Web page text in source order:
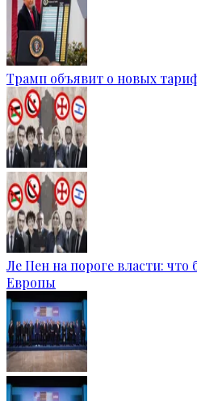
Трамп объявит о новых
Ле Пен на пороге власти: что
Европы